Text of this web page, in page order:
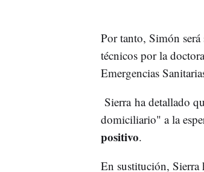
Por tanto, Simón será
técnicos por la
Emergencias
Sierra ha detallado
domiciliario" a la
positivo.
En sustitución, Sierra